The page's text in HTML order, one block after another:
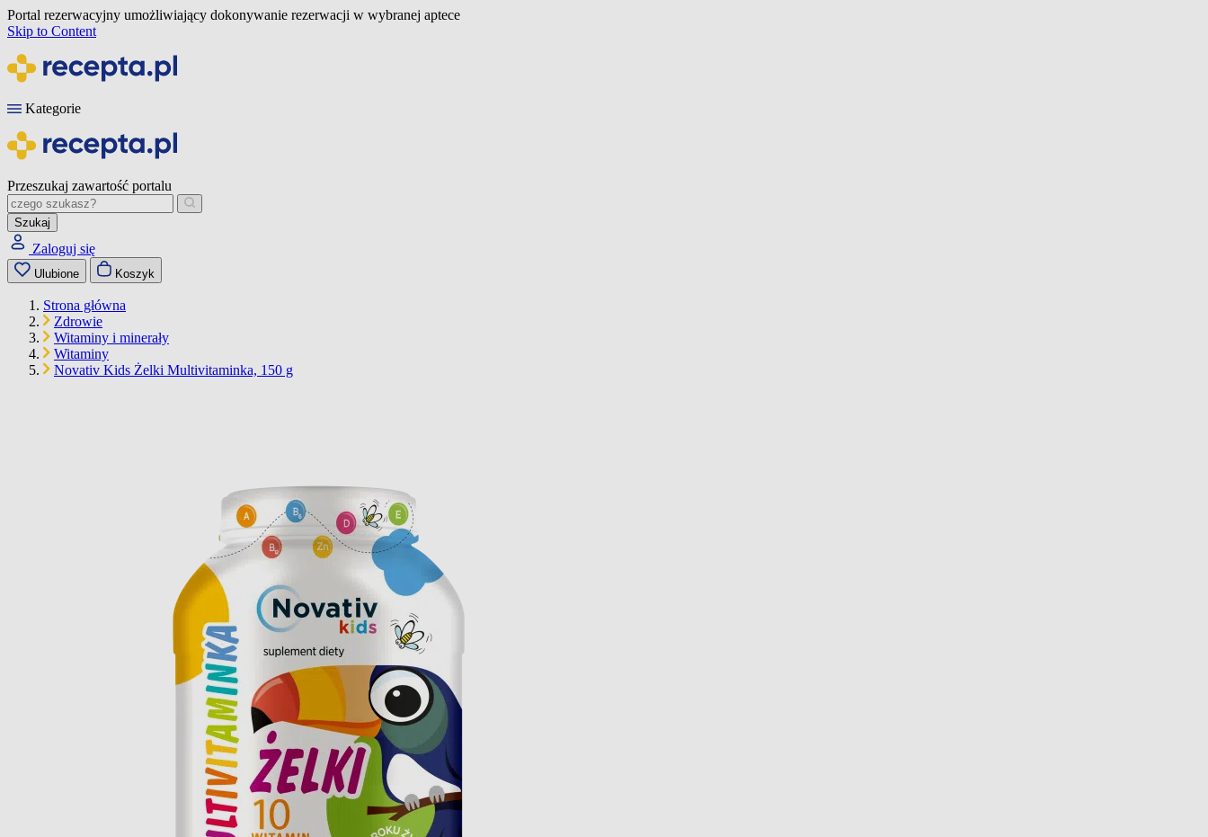
Portal rezerwacyjny umożliwiający dokonywanie rezerwacji w wybranej aptece
Skip to Content
Kategorie
Przeszukaj zawartość portalu
Szukaj
Zaloguj się
Ulubione Koszyk
Strona główna
Zdrowie
Witaminy i minerały
Witaminy
Novativ Kids Żelki Multivitaminka, 150 g